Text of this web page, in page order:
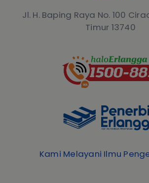
Jl. H. Baping Raya No. 100
Timur 13740
Kami Melayani Ilmu